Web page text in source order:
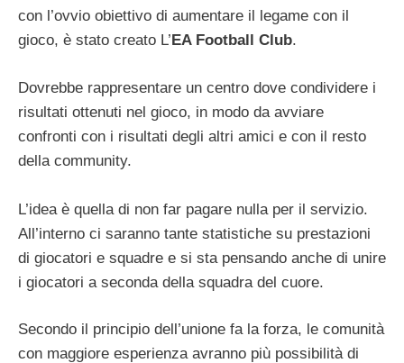
con l’ovvio obiettivo di aumentare il legame con il
gioco, è stato creato L’ EA Football Club.
Dovrebbe rappresentare un centro dove condividere i
risultati ottenuti nel gioco, in modo da avviare
confronti con i risultati degli altri amici e con il resto
della community.
L’idea è quella di non far pagare nulla per il servizio.
All’interno ci saranno tante statistiche su prestazioni
di giocatori e squadre e si sta pensando anche di unire
i giocatori a seconda della squadra del cuore.
Secondo il principio dell’unione fa la forza, le comunità
con maggiore esperienza avranno più possibilità di